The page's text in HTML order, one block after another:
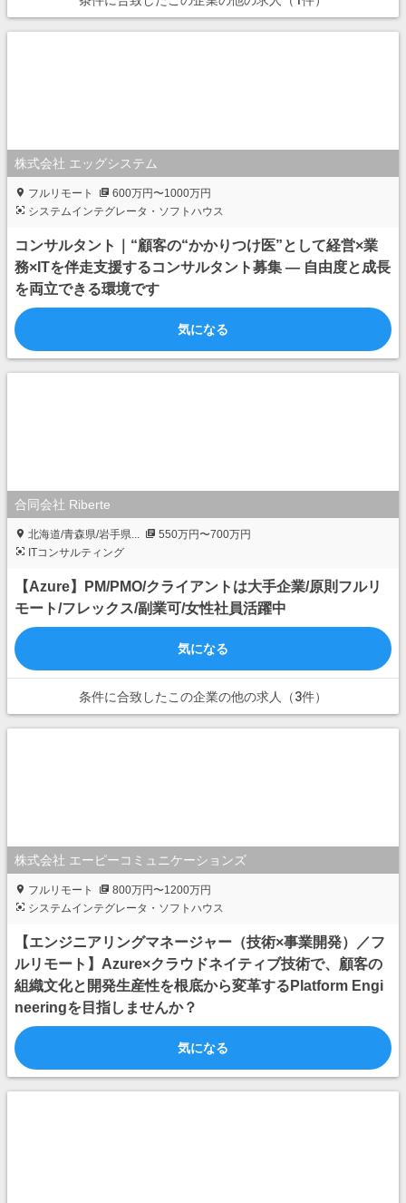
株式会社 エッグシステム
フルリモート
600万円〜1000万円
システムインテグレータ・ソフトハウス
コンサルタント｜“顧客の“かかりつけ医”として経営×業
務×ITを伴走支援するコンサルタント募集 — 自由度と成長
を両立できる環境です
気になる
合同会社 Riberte
北海道/青森県/岩手県...
550万円〜700万円
ITコンサルティング
【Azure】PM/PMO/クライアントは大手企業/原則フルリ
モート/フレックス/副業可/女性社員活躍中
気になる
条件に合致したこの企業の他の求人（3件）
株式会社 エーピーコミュニケーションズ
フルリモート
800万円〜1200万円
システムインテグレータ・ソフトハウス
【エンジニアリングマネージャー（技術×事業開発）／フ
ルリモート】Azure×クラウドネイティブ技術で、顧客の
組織文化と開発生産性を根底から変革するPlatform Engi
neeringを目指しませんか？
気になる